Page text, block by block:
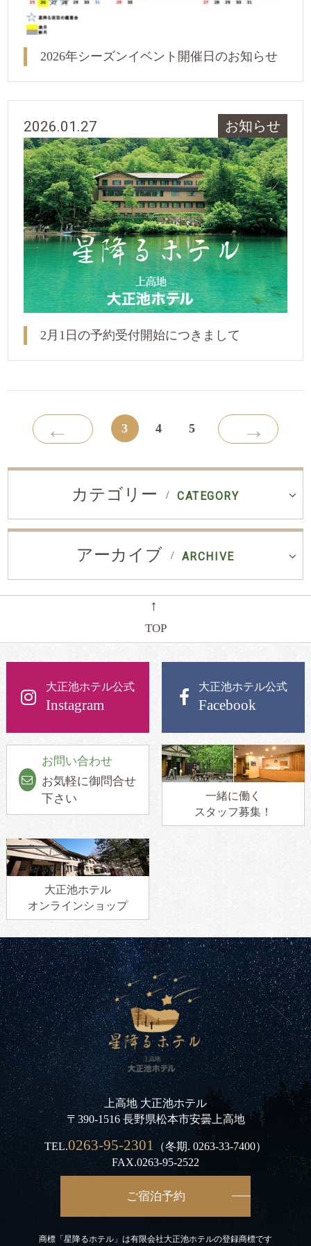
2026年シーズンイベント開催日のお知らせ
2026.01.27 お知らせ
2月1日の予約受付開始につきまして
← 3 4 5 →
カテゴリー CATEGORY
アーカイブ ARCHIVE
←
TOP
大正池ホテル公式
Instagram
大正池ホテル公式
Facebook
お問い合わせ
お気軽に御問合せ
下さい
一緒に働く
スタッフ募集！
大正池ホテル
オンラインショップ
上高地 大正池ホテル
〒390-1516 長野県松本市安曇上高地
TEL.0263-95-2301 （冬期.0263-33-7400）
FAX.0263-95-2522
ご宿泊予約
商標「星降るホテル」は有限会社大正池ホテルの登録商標です